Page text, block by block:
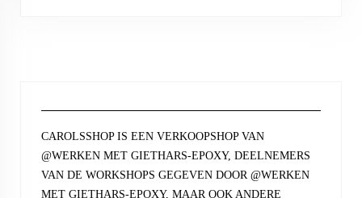
CAROLSSHOP IS EEN VERKOOPSHOP VAN
@WERKEN MET GIETHARS-EPOXY, DEELNEMERS
VAN DE WORKSHOPS GEGEVEN DOOR @WERKEN
MET GIETHARS-EPOXY, MAAR OOK ANDERE